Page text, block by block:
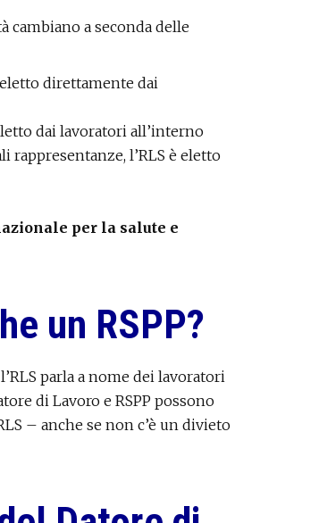
cambiano a seconda delle
eletto direttamente dai
dai lavoratori all’interno
rappresentanze, l’RLS è eletto
per la salute e
un RSPP?
parla a nome dei lavoratori
di Lavoro e RSPP possono
– anche se non c’è un divieto